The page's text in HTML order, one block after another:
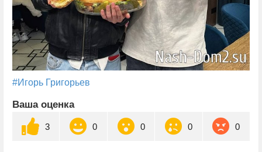
#Игорь Григорьев
Ваша оценка
3 0 0 0 0